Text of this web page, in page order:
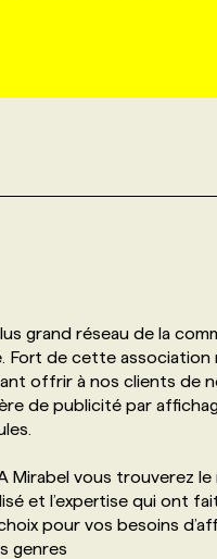
NUMÉRIQUES
DURABLE
AVEC NOUS
AVEC NOUS
AVEC NOUS
DE FORMATIONS
PERSONNALISÉES
CHOISIR NOS
DE SUBVENTIONS
CHASSE DE TÊTE
AVEC NOUS
grand réseau de la
Fort de cette association
offrir à nos clients de
de publicité par
Mirabel vous trouverez le
et l’expertise qui ont
pour vos besoins
genres